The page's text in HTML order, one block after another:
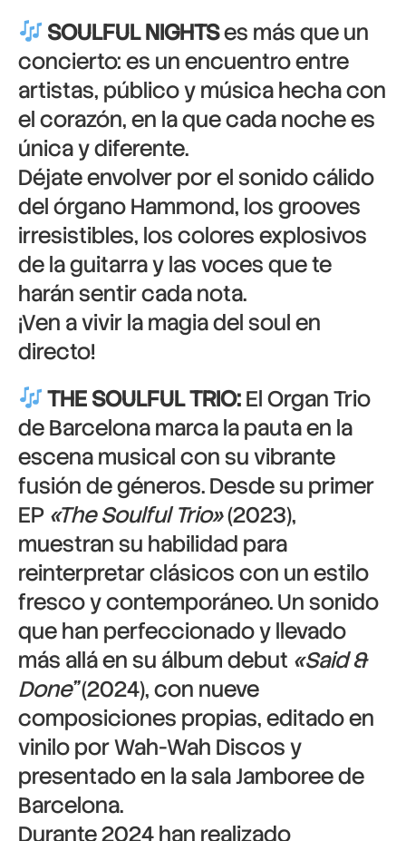
SOULFUL NIGHTSes más que un
concierto: es un encuentro entre
artistas, público y música hecha con
el corazón, en la que cada noche es
única y diferente.
Déjate envolver por el sonido cálido
del órgano Hammond, los grooves
irresistibles, los colores explosivos
de la guitarra y las voces que te
harán sentir cada nota.
¡Ven a vivir la magia del soul en
directo!
THE SOULFUL TRIO:El Organ Trio
de Barcelona marca la pauta en la
escena musical con su vibrante
fusión de géneros. Desde su primer
EP «The Soulful Trio»(2023),
muestran su habilidad para
reinterpretar clásicos con un estilo
fresco y contemporáneo. Un sonido
que han perfeccionado y llevado
más allá en su álbum debut «Said &
Done”(2024), con nueve
composiciones propias, editado en
vinilo por Wah-Wah Discos y
presentado en la sala Jamboree de
Barcelona.
Durante 2024 han realizado